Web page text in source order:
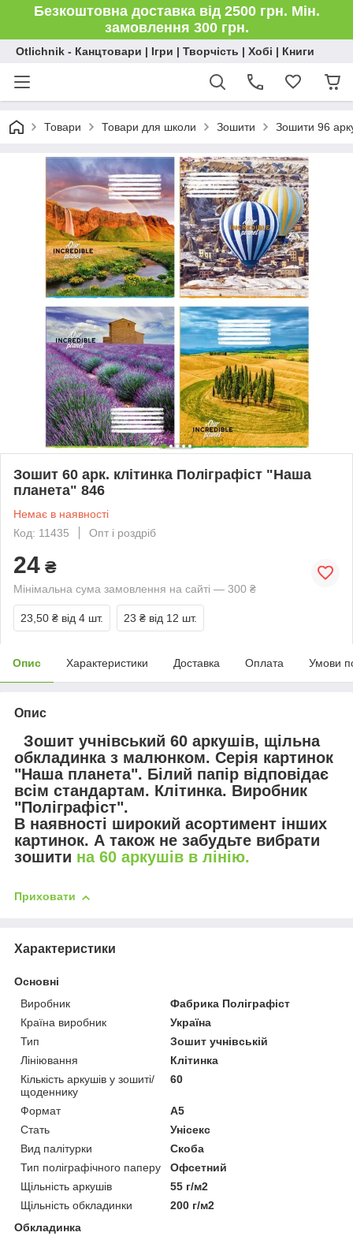
Безкоштовна доставка від 2500 грн. Мін.
замовлення 300 грн.
Otlichnik - Канцтовари | Ігри | Творчість | Хобі | Книги
Товари Товари для школи Зошити Зошити 96
Зошит 60 арк. клітинка Поліграфіст "Наша
планета" 846
Немає в наявності
Код: 11435
Опт і роздріб
24 ₴
Мінімальна сума замовлення на сайті — 300 ₴
23,50 ₴ від 4 шт. 23 ₴ від 12 шт.
Опис Характеристики Доставка Оплата Умови
Опис
Зошит учнівський 60 аркушів, щільна
обкладинка з малюнком. Серія картинок
"Наша планета". Білий папір відповідає
всім стандартам. Клітинка. Виробник
"Поліграфіст".
В наявності широкий асортимент інших
картинок. А також не забудьте вибрати
зошити на 60 аркушів в лінію.
Приховати
Характеристики
Основні
Виробник
Фабрика Поліграфіст
Країна виробник
Україна
Тип
Зошит учнівській
Лініювання
Клітинка
Кількість аркушів у зошиті/
щоденнику
60
Формат
A5
Стать
Унісекс
Вид палітурки
Скоба
Тип поліграфічного паперу
Офсетний
Щільність аркушів
55 г/м2
Щільність обкладинки
200 г/м2
Обкладинка